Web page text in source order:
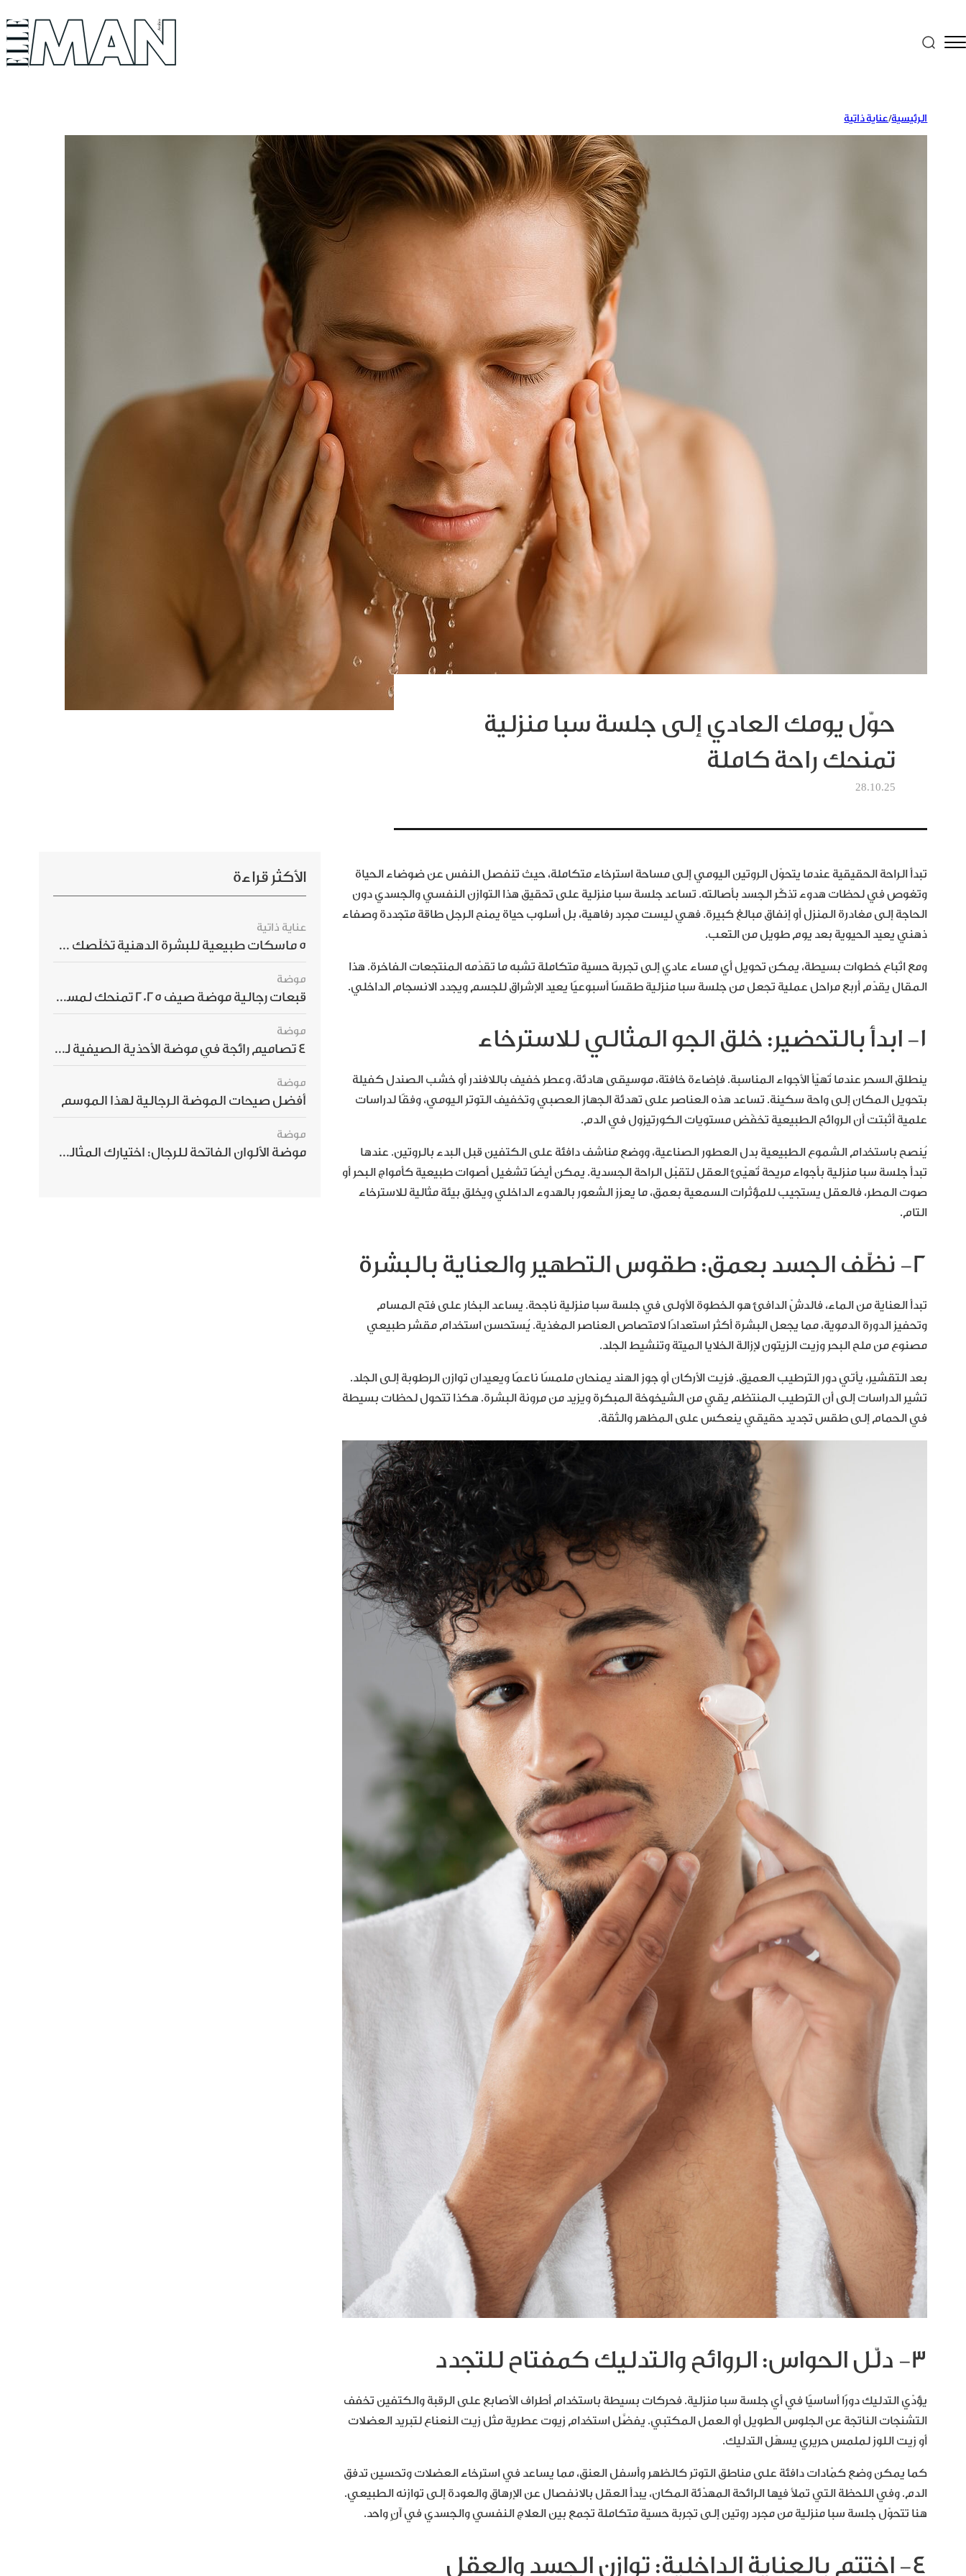
الرئيسية/عناية ذاتية
حوّل يومك العادي إلى جلسة سبا منزلية
تمنحك راحة كاملة
28.10.25
تبدأ الراحة الحقيقية عندما يتحوّل الروتين اليومي إلى مساحة استرخاء متكاملة، حيث تنفصل النفس عن ضوضاء الحياة
وتغوص في لحظات هدوء تذكّر الجسد بأصالته. تساعد جلسة سبا منزلية على تحقيق هذا التوازن النفسي والجسدي دون
الحاجة إلى مغادرة المنزل أو إنفاق مبالغ كبيرة. فهي ليست مجرد رفاهية، بل أسلوب حياة يمنح الرجل طاقة متجددة وصفاء
ذهني يعيد الحيوية بعد يوم طويل من التعب.
ومع اتّباع خطوات بسيطة، يمكن تحويل أي مساء عادي إلى تجربة حسية متكاملة تشبه ما تقدّمه المنتجعات الفاخرة. هذا
المقال يقدّم أربع مراحل عملية تجعل من جلسة سبا منزلية طقسًا أسبوعيًا يعيد الإشراق للجسم ويجدد الانسجام الداخلي.
١- ابدأ بالتحضير: خلق الجو المثالي للاسترخاء
ينطلق السحر عندما تُهيّأ الأجواء المناسبة. فإضاءة خافتة، موسيقى هادئة، وعطر خفيف باللافندر أو خشب الصندل كفيلة
بتحويل المكان إلى واحة سكينة. تساعد هذه العناصر على تهدئة الجهاز العصبي وتخفيف التوتر اليومي، وفقًا لدراسات
علمية أثبتت أن الروائح الطبيعية تخفّض مستويات الكورتيزول في الدم.
يُنصح باستخدام الشموع الطبيعية بدل العطور الصناعية، ووضع مناشف دافئة على الكتفين قبل البدء بالروتين. عندها
تبدأ جلسة سبا منزلية بأجواء مريحة تُهيّئ العقل لتقبّل الراحة الجسدية. يمكن أيضًا تشغيل أصوات طبيعية كأمواج البحر أو
صوت المطر، فالعقل يستجيب للمؤثرات السمعية بعمق، ما يعزز الشعور بالهدوء الداخلي ويخلق بيئة مثالية للاسترخاء
التام.
٢- نظّف الجسد بعمق: طقوس التطهير والعناية بالبشرة
تبدأ العناية من الماء، فالدشّ الدافئ هو الخطوة الأولى في جلسة سبا منزلية ناجحة. يساعد البخار على فتح المسام
وتحفيز الدورة الدموية، مما يجعل البشرة أكثر استعدادًا لامتصاص العناصر المغذية. يُستحسن استخدام مقشر طبيعي
مصنوع من ملح البحر وزيت الزيتون لإزالة الخلايا الميتة وتنشيط الجلد.
بعد التقشير، يأتي دور الترطيب العميق. فزيت الأركان أو جوز الهند يمنحان ملمسًا ناعمًا ويعيدان توازن الرطوبة إلى الجلد.
تشير الدراسات إلى أن الترطيب المنتظم يقي من الشيخوخة المبكرة ويزيد من مرونة البشرة. هكذا تتحول لحظات بسيطة
في الحمام إلى طقس تجديد حقيقي ينعكس على المظهر والثقة.
٣- دلّل الحواس: الروائح والتدليك كمفتاح للتجدد
يؤدّي التدليك دورًا أساسيًا في أي جلسة سبا منزلية. فحركات بسيطة باستخدام أطراف الأصابع على الرقبة والكتفين تخفف
التشنجات الناتجة عن الجلوس الطويل أو العمل المكتبي. يفضَّل استخدام زيوت عطرية مثل زيت النعناع لتبريد العضلات
أو زيت اللوز لملمس حريري يسهّل التدليك.
كما يمكن وضع كمّادات دافئة على مناطق التوتر كالظهر وأسفل العنق، مما يساعد في استرخاء العضلات وتحسين تدفق
الدم. وفي اللحظة التي تملأ فيها الرائحة المهدّئة المكان، يبدأ العقل بالانفصال عن الإرهاق والعودة إلى توازنه الطبيعي.
هنا تتحوّل جلسة سبا منزلية من مجرد روتين إلى تجربة حسية متكاملة تجمع بين العلاج النفسي والجسدي في آنٍ واحد.
٤- اختتم بالعناية الداخلية: توازن الجسد والعقل
الأكثر قراءة
عناية ذاتية
5 ماسكات طبيعية للبشرة الدهنية تخلّصك من الحبوب بسرعة
موضة
قبعات رجالية موضة صيف 2025 تمنحك لمسة أناقة استثنائية
موضة
4 تصاميم رائجة في موضة الأحذية الصيفية للرجال هذا الموسم
موضة
أفضل صيحات الموضة الرجالية لهذا الموسم
موضة
موضة الألوان الفاتحة للرجال: اختيارك المثالي لإطلالة صيفية مبهرة